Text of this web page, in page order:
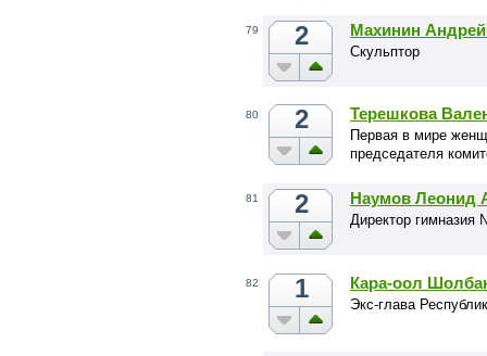
79 2 Махинин
Скульптор
80 2 Терешкова
Первая в мире
председателя
81 2 Наумов Леонид
Директор гимназия
82 1 Кара-оол
Экс-глава